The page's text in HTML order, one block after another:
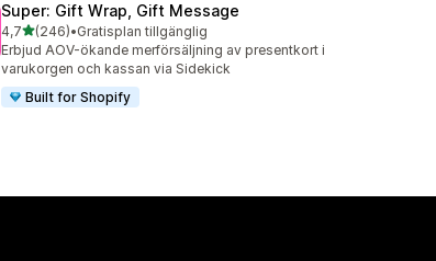
Super: Gift Wrap, Gift Message
4,7av 5 stjärnor
(246)
246 recensioner totalt
•Gratisplan tillgänglig
Erbjud AOV-ökande merförsäljning av presentkort i
varukorgen och kassan via Sidekick
Built for Shopify